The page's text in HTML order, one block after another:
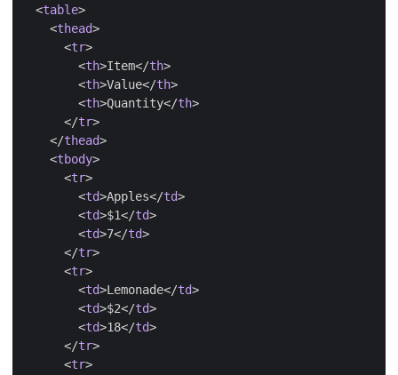
<table>
<thead>
<tr>
<th>Item</th>
<th>Value</th>
<th>Quantity</th>
</tr>
</thead>
<tbody>
<tr>
<td>Apples</td>
<td>$1</td>
<td>7</td>
</tr>
<tr>
<td>Lemonade</td>
<td>$2</td>
<td>18</td>
</tr>
<tr>